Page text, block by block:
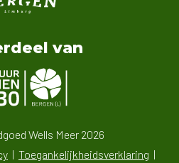
van
Wells Meer 2026
Toegankelijkheidsverklaring